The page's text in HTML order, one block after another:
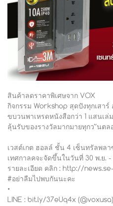
สินค้าลดราคาพิเศษจาก VOX
กิจกรรม Workshop สุดปังทุกเสาร์
ขบวนพาเหรดหนังสือกว่า 1 แสนเล่
ลุ้นรับของรางวัลมากมายทุกว ันตล
เวสต์เกต ฮอลล์ ชั้น 4 เซ็นทรัลพลา
เทศกาลคจะจัดขึ้นในวันที่ 30 พ.ย. -
รายละเอียด คลิก : http://
#อย่าลืมไปพบกันนะคะ
•
LINE : bit.ly/37eUq4x (@voxusa)